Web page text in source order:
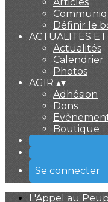
Définir le
ACTUALITES
Actualités
Calendrier
Photos
AGIR ▴▾
Adhésion
Dons
Boutique
Se connecter
L'Appel au